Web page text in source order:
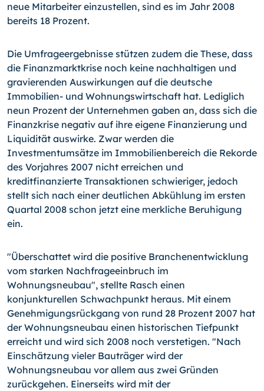
neue Mitarbeiter einzustellen, sind es im Jahr 2008
bereits 18 Prozent.
Die Umfrageergebnisse stützen zudem die These, dass
die Finanzmarktkrise noch keine nachhaltigen und
gravierenden Auswirkungen auf die deutsche
Immobilien- und Wohnungswirtschaft hat. Lediglich
neun Prozent der Unternehmen gaben an, dass sich die
Finanzkrise negativ auf ihre eigene Finanzierung und
Liquidität auswirke. Zwar werden die
Investmentumsätze im Immobilienbereich die Rekorde
des Vorjahres 2007 nicht erreichen und
kreditfinanzierte Transaktionen schwieriger, jedoch
stellt sich nach einer deutlichen Abkühlung im ersten
Quartal 2008 schon jetzt eine merkliche Beruhigung
ein.
"Überschattet wird die positive Branchenentwicklung
vom starken Nachfrageeinbruch im
Wohnungsneubau", stellte Rasch einen
konjunkturellen Schwachpunkt heraus. Mit einem
Genehmigungsrückgang von rund 28 Prozent 2007 hat
der Wohnungsneubau einen historischen Tiefpunkt
erreicht und wird sich 2008 noch verstetigen. "Nach
Einschätzung vieler Bauträger wird der
Wohnungsneubau vor allem aus zwei Gründen
zurückgehen. Einerseits wird mit der